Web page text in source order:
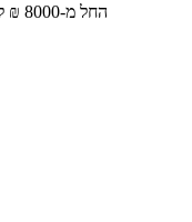
החל מ-‏8000 ₪ ללילה למזמינים 2 לילות בסופ"ש הקרוב